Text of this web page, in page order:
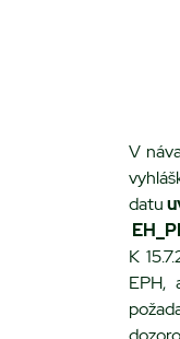
V
datu
K
EPH,